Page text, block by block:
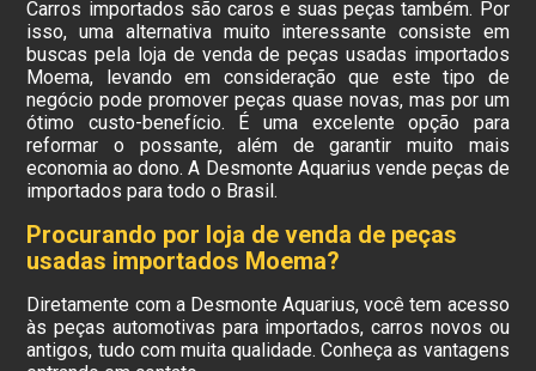
Carros importados são caros e suas peças também. Por
isso, uma alternativa muito interessante consiste em
buscas pela loja de venda de peças usadas importados
Moema, levando em consideração que este tipo de
negócio pode promover peças quase novas, mas por um
ótimo custo-benefício. É uma excelente opção para
reformar o possante, além de garantir muito mais
economia ao dono. A Desmonte Aquarius vende peças de
importados para todo o Brasil.
Procurando por loja de venda de peças
usadas importados Moema?
Diretamente com a Desmonte Aquarius, você tem acesso
às peças automotivas para importados, carros novos ou
antigos, tudo com muita qualidade. Conheça as vantagens